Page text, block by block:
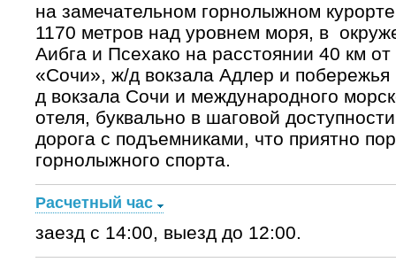
на замечательном горнолыжном
1170 метров над уровнем моря, в
Аибга и Псехако на расстоянии 40 км
«Сочи», ж/д вокзала Адлер и
д вокзала Сочи и международного
отеля, буквально в шаговой
дорога с подъемниками, что приятно
горнолыжного спорта.
Расчетный час
заезд с 14:00, выезд до 12:00.